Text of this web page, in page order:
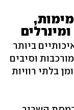
ביותר
מורכבות וסיבים
בלתי רוויות